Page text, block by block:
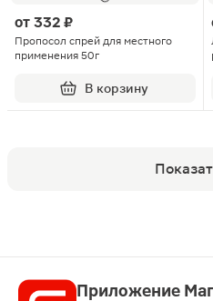
от 332 ₽
Пропосол спрей для местного
применения 50г
В корзину
Приложение